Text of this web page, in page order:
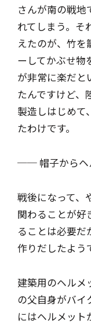
さんが南の戦地
れてしまう。そ
えたのが、竹を
ーしてかぶせ物
が非常に楽だと
たんですけど、
製造しはじめて
たわけです。
── 帽子からヘ
戦後になって、
関わることが好
ることは必要だ
作りだしたよう
建築用のヘルメ
の父自身がバイ
にはヘルメット